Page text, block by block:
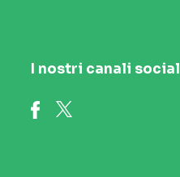
I nostri canali social